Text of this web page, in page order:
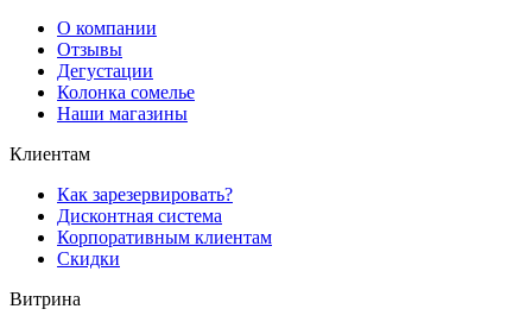
О компании
Отзывы
Дегустации
Колонка сомелье
Наши магазины
Клиентам
Как зарезервировать?
Дисконтная система
Корпоративным клиентам
Скидки
Витрина